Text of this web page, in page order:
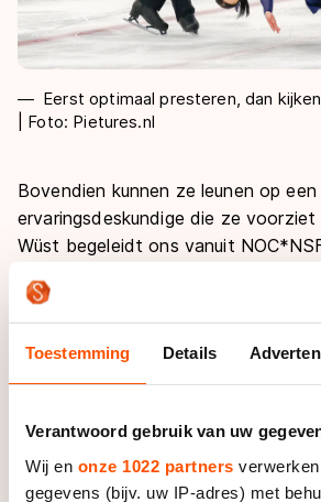
Toestemming Details
Verantwoord gebruik van uw
Wij en onze 1022 partners
gegevens (bijv. uw IP-adres) met
Eerst optimaal presteren, dan
| Foto: Pietures.nl
Bovendien kunnen ze leunen op een
ervaringsdeskundige die ze voorziet
Wüst begeleidt ons vanuit
legende geweest op de langebaan.
totaal verschillende disciplines zijn,
druk hetzelfde. Zij geeft mee dat
voelen ons juist helpen. We hebben
adrenaline nodig om een
Twee weken geleden stapten Daria
Tsiba al in het vliegtuig naar de